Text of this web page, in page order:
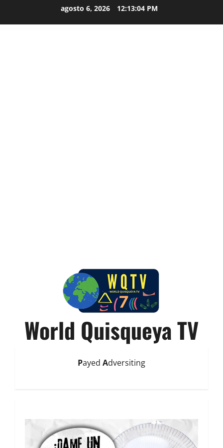
agosto 6, 2026 12:13:05 PM
World Quisqueya TV
Payed Adversiting